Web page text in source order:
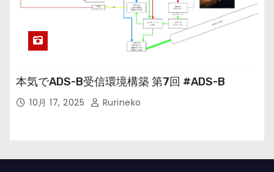
本気でADS-B受信環境構築 第7回 #ADS-B
10月 17, 2025 Rurineko